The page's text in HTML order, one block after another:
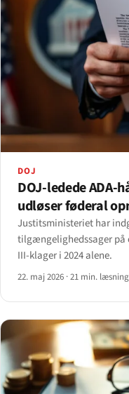
DOJ
DOJ-ledede ADA-
udløser føderal
Justitsministeriet har
tilgængelighedssager på
III-klager i 2024 alene.
22. maj 2026 ·21 min. læsning